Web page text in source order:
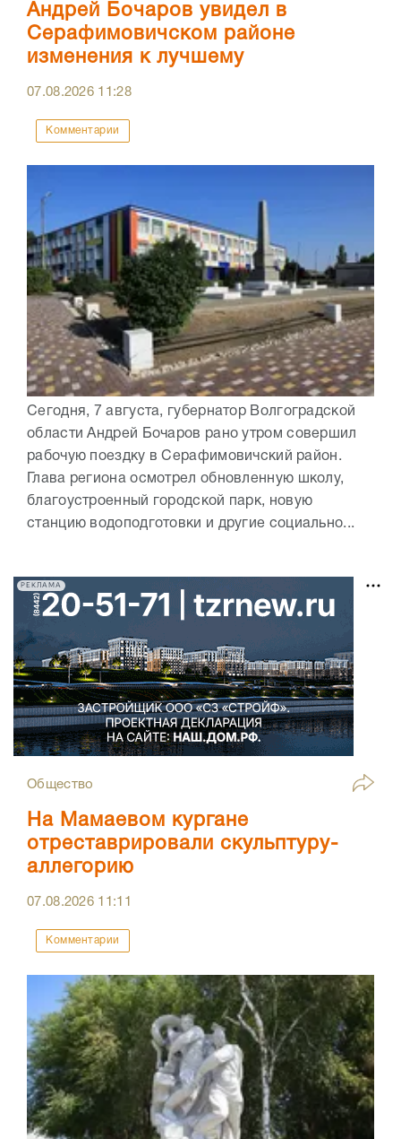
Андрей Бочаров увидел в
Серафимовичском районе
изменения к лучшему
07.08.2026 11:28
Комментарии
Сегодня, 7 августа, губернатор Волгоградской
области Андрей Бочаров рано утром совершил
рабочую поездку в Серафимовичский район.
Глава региона осмотрел обновленную школу,
благоустроенный городской парк, новую
станцию водоподготовки и другие социально...
РЕКЛАМА
Общество
На Мамаевом кургане
отреставрировали скульптуру-
аллегорию
07.08.2026 11:11
Комментарии